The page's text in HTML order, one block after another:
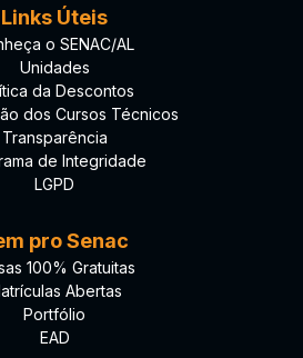
Links Úteis
o SENAC/AL
Unidades
da Descontos
dos Cursos Técnicos
Transparência
de Integridade
LGPD
pro Senac
100% Gratuitas
Abertas
Portfólio
EAD